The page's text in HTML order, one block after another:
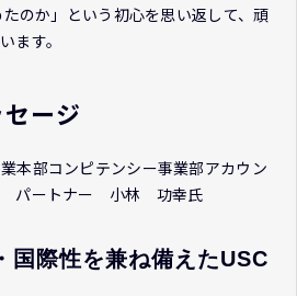
たのか」という初心を思い返して、頑
ます。
ージ
本部コンピテンシー事業部アカウン
パートナー 小林 功幸氏
国際性を兼ね備えたUSC